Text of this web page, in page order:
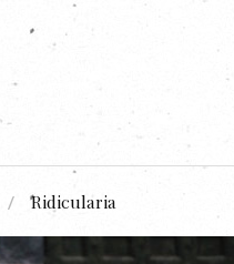
Ridicularia